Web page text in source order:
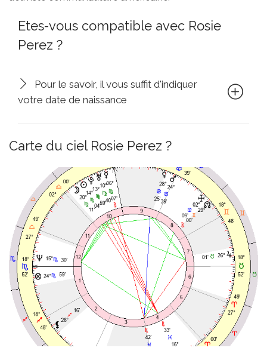
Etes-vous compatible avec Rosie
Perez ?
Pour le savoir, il vous suffit d'indiquer
votre date de naissance
Carte du ciel Rosie Perez ?